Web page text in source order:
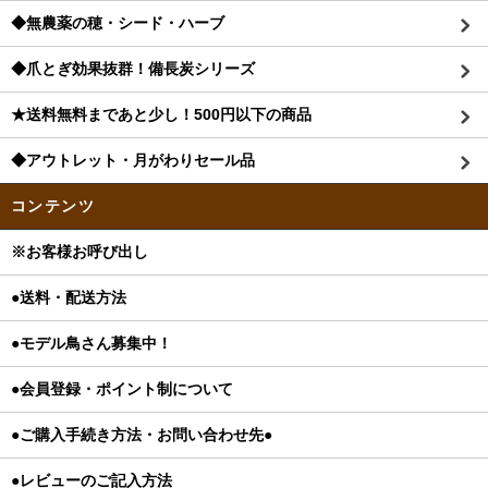
◆無農薬の穂・シード・ハーブ
◆爪とぎ効果抜群！備長炭シリーズ
★送料無料まであと少し！500円以下の商品
◆アウトレット・月がわりセール品
コンテンツ
※お客様お呼び出し
●送料・配送方法
●モデル鳥さん募集中！
●会員登録・ポイント制について
●ご購入手続き方法・お問い合わせ先●
●レビューのご記入方法